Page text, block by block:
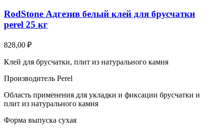
RodStone Адгезив белый клей для брусчатки
perel 25 кг
828,00 ₽
Клей для брусчатки, плит из натурального камня
Производитель Perel
Область применения для укладки и фиксации брусчатки и
плит из натурального камня
Форма выпуска сухая